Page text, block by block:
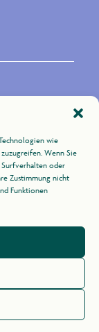
wie
Wenn Sie
Surfverhalten oder
Zustimmung nicht
Funktionen